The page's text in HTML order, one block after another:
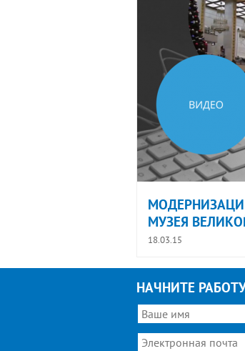
МУЗЕЯ
18.03.15
НАЧНИТЕ